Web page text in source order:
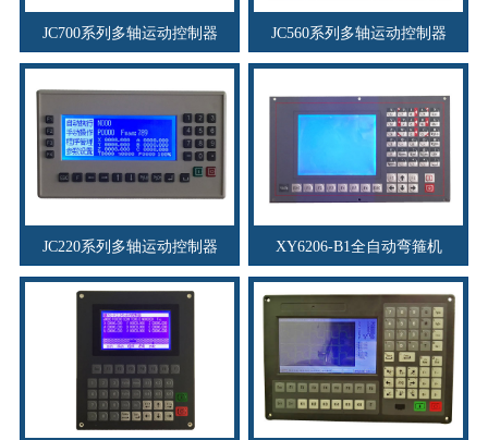
JC700系列多轴运动控制器 JC560系列多轴运动控制器
JC220系列多轴运动控制器 XY6206-B1全自动弯箍机